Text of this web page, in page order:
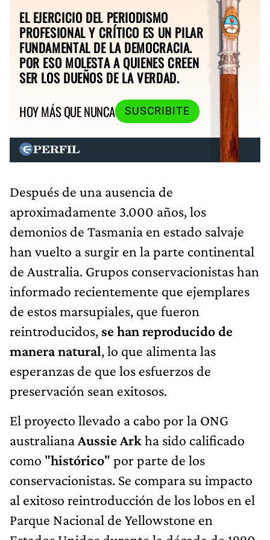
EL EJERCICIO DEL PERIODISMO
PROFESIONAL Y CRÍTICO ES UN PILAR
FUNDAMENTAL DE LA DEMOCRACIA.
POR ESO MOLESTA A QUIENES CREEN
SER LOS DUEÑOS DE LA VERDAD.
HOY MÁS QUE NUNCA
SUSCRIBITE
Después de una ausencia de
aproximadamente 3.000 años, los
demonios de Tasmania en estado salvaje
han vuelto a surgir en la parte continental
de Australia. Grupos conservacionistas han
informado recientemente que ejemplares
de estos marsupiales, que fueron
reintroducidos, se han reproducido de
manera natural, lo que alimenta las
esperanzas de que los esfuerzos de
preservación sean exitosos.
El proyecto llevado a cabo por la ONG
australianaAussie Arkha sido calificado
como "histórico" por parte de los
conservacionistas. Se compara su impacto
al exitoso reintroducción de los lobos en el
Parque Nacional de Yellowstone en